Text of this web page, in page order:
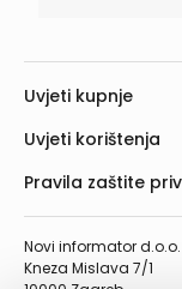
Novi informator d.o.o.
Kneza Mislava 7/1
Uvjeti kupnje
Uvjeti korištenja
Pravila zaštite